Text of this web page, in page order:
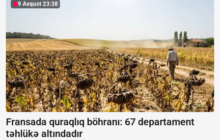
9 Avqust 23:38
Fransada quraqlıq böhranı: 67 departament
təhlükə altındadır